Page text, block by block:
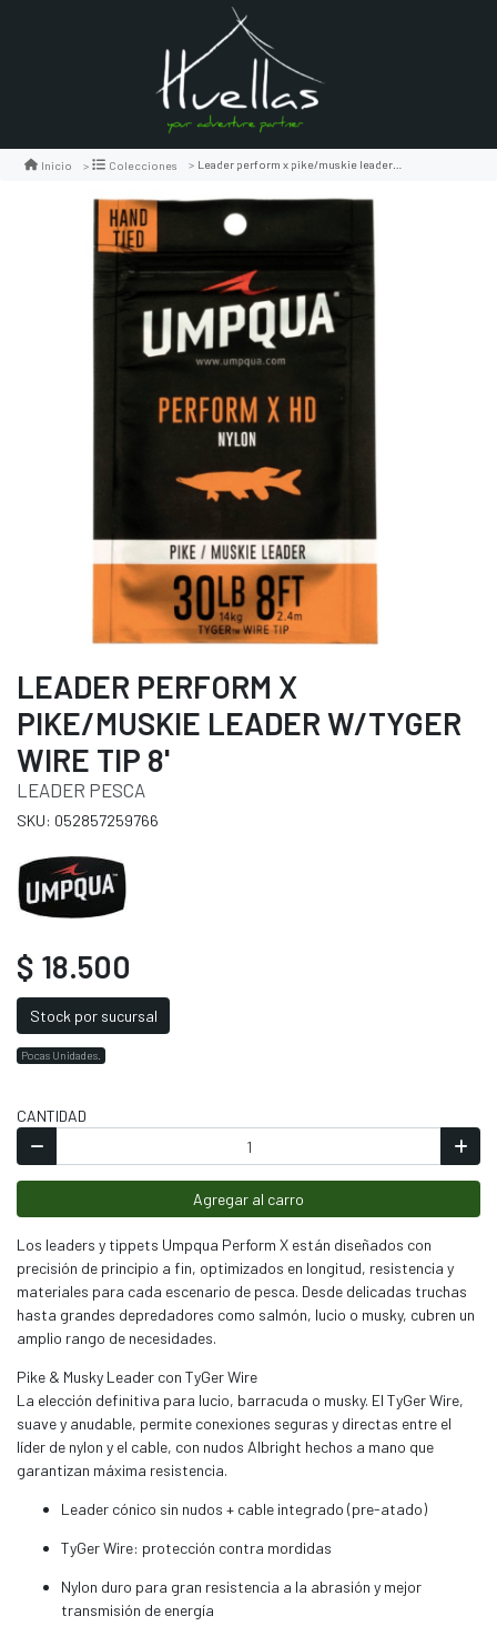
Inicio Colecciones Leader perform x pike/muskie leader w/tyger wire tip 8'
LEADER PERFORM X
PIKE/MUSKIE LEADER W/TYGER
WIRE TIP 8'
LEADER PESCA
SKU: 052857259766
$ 18.500
Stock por sucursal
Pocas Unidades.
CANTIDAD
Agregar al carro
Los leaders y tippets Umpqua Perform X están diseñados con
precisión de principio a fin, optimizados en longitud, resistencia y
materiales para cada escenario de pesca. Desde delicadas truchas
hasta grandes depredadores como salmón, lucio o musky, cubren un
amplio rango de necesidades.
Pike & Musky Leader con TyGer Wire
La elección definitiva para lucio, barracuda o musky. El TyGer Wire,
suave y anudable, permite conexiones seguras y directas entre el
líder de nylon y el cable, con nudos Albright hechos a mano que
garantizan máxima resistencia.
Leader cónico sin nudos + cable integrado (pre-atado)
TyGer Wire: protección contra mordidas
Nylon duro para gran resistencia a la abrasión y mejor
transmisión de energía